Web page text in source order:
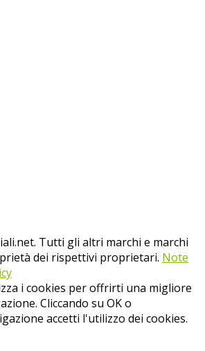
Tutti gli altri marchi e marchi
dei rispettivi proprietari. Note
i cookies per offrirti una migliore
Cliccando su OK o
accetti l'utilizzo dei cookies.